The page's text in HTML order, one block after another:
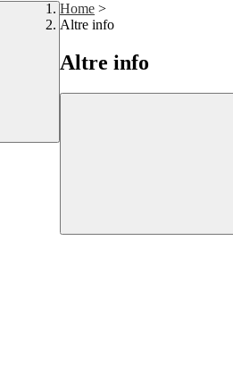
Home >
Altre info
Altre info